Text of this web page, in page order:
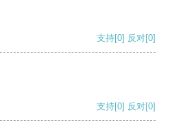
支持[0] 反对[0]
支持[0] 反对[0]